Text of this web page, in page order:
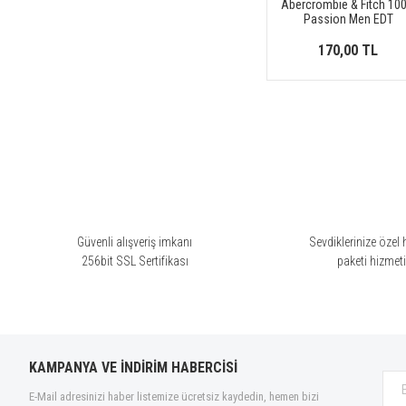
Christina Aguilera (2)
Abercrombie & Fitch
Passion Men EDT
170,00 TL
Güvenli alışveriş imkanı
256bit SSL Sertifikası
Sevdiklerinize özel
paketi hizmeti
KAMPANYA VE İNDİRİM HABERCİSİ
E-Mail adresinizi haber listemize ücretsiz kaydedin, hemen bizi